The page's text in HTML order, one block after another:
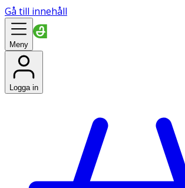
Gå till innehåll
Meny
Logga in